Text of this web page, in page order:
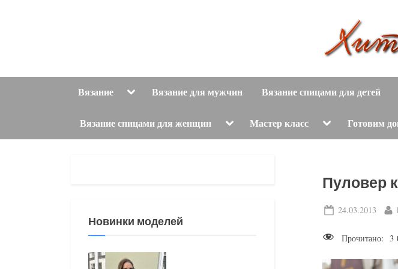
Вязание ToggleВязание для мужчин Вязание спицами для детей
Вязание спицами для женщин Toggle
menu
Мастер класс Toggle
menu
Готовим
Пуловер
Posted
24.03.2013
Прочитано: 3
Новинки моделей